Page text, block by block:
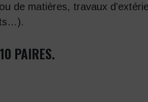
de matières, travaux
PAIRES.